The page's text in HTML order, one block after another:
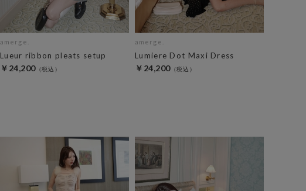
amerge.
Lueur ribbon pleats setup
￥24,200
amerge.
Lumiere Dot Maxi Dress
￥24,200